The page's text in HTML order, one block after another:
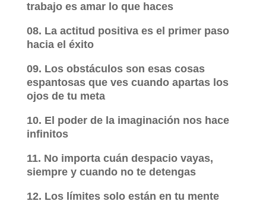
trabajo es amar lo que haces
08. La actitud positiva es el primer paso
hacia el éxito
09. Los obstáculos son esas cosas
espantosas que ves cuando apartas los
ojos de tu meta
10. El poder de la imaginación nos hace
infinitos
11. No importa cuán despacio vayas,
siempre y cuando no te detengas
12. Los límites solo están en tu mente